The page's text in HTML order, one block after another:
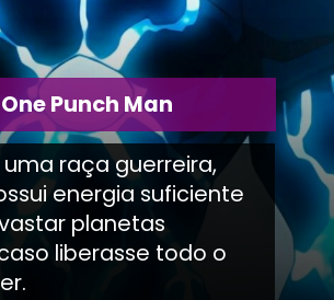
uma raça guerreira,
energia suficiente
planetas
liberasse todo o
Punch Man